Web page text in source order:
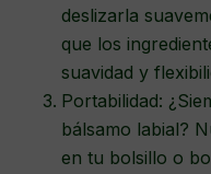
deslizarla
que los
suavidad y
Portabilidad:
bálsamo labial?
en tu bolsillo o